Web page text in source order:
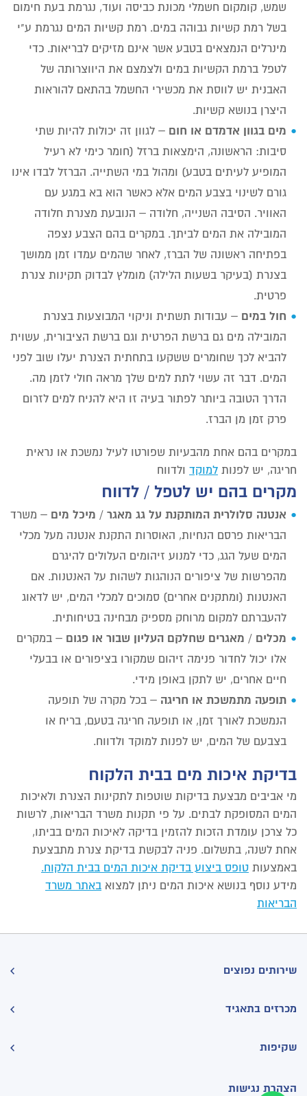
שמש, קומקום חשמלי מכונת כביסה ועוד, נגרמת בעת חימום
בשל רמת קשיות גבוהה במים. רמת קשיות המים נגרמת ע"י
מינרלים הנמצאים בטבע אשר אינם מזיקים לבריאות. כדי
לטפל ברמת הקשיות במים ולצמצם את היווצרותה של
האבנית יש לווסת את מכשירי החשמל בהתאם להוראות
היצרן בנושא קשיות.
מים בגוון אדמדם או חום – לגוון זה יכולות להיות שתי
סיבות: הראשונה, הימצאות ברזל (חומר כימי לא רעיל
המופיע לעיתים בטבע) ומהול במי השתייה. הברזל לבדו אינו
גורם לשינוי בצבע המים אלא כאשר הוא בא במגע עם
האוויר. הסיבה השנייה, חלודה – הנובעת מצנרת חלודה
המובילה את המים לביתך. במקרים בהם הצבע נצפה
בפתיחה ראשונה של הברז, לאחר שהמים עמדו זמן ממושך
בצנרת (בעיקר בשעות הלילה) מומלץ לבדוק תקינות צנרת
פרטית.
חול במים – עבודות תשתית וניקוי המבוצעות בצנרת
המובילה מים גם ברשת הפרטית וגם ברשת הציבורית, עשוית
להביא לכך שחומרים ששקעו בתחתית הצנרת יעלו שוב לפני
המים. דבר זה עשוי לתת למים שלך מראה חולי לזמן מה.
הדרך הטובה ביותר לפתור בעיה זו היא להניח למים לזרום
פרק זמן מן הברז.
במקרים בהם אחת מהבעיות שפורטו לעיל נמשכת או נראית
חריגה, יש לפנות למוקד ולדווח
מקרים בהם יש לטפל / לדווח
אנטנה סלולרית המותקנת על גג מאגר / מיכל מים – משרד
הבריאות פרסם הנחיות, האוסרות התקנת אנטנה מעל מכלי
המים שעל הגג, כדי למנוע זיהומים העלולים להיגרם
מהפרשות של ציפורים הנוהגות לשהות על האנטנות. אם
האנטנות (ומתקנים אחרים) סמוכים למכלי המים, יש לדאוג
להעברתם למקום מרוחק מספיק מבחינה בטיחותית.
מכלים / מאגרים שחלקם העליון שבור או פגום – במקרים
אלו יכול לחדור פנימה זיהום שמקורו בציפורים או בבעלי
חיים אחרים, יש לתקן באופן מידי.
תופעה מתמשכת או חריגה – בכל מקרה של תופעה
הנמשכת לאורך זמן, או תופעה חריגה בטעם, בריח או
בצבעם של המים, יש לפנות למוקד ולדווח.
בדיקת איכות מים בבית הלקוח
מי אביבים מבצעת בדיקות שוטפות לתקינות הצנרת ולאיכות
המים המסופקת לבתים. על פי תקנות משרד הבריאות, לרשות
כל צרכן עומדת הזכות להזמין בדיקה לאיכות המים בביתו,
אחת לשנה, בתשלום. פניה לבקשת בדיקת צנרת מתבצעת
באמצעות טופס ביצוע בדיקת איכות המים בבית הלקוח.
מידע נוסף בנושא איכות המים ניתן למצוא באתר משרד
הבריאות
שירותים נפוצים
מכרזים בתאגיד
שקיפות
הצהרת נגישות